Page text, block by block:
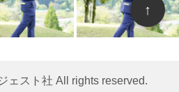
ェスト社 All rights reserved.
↑